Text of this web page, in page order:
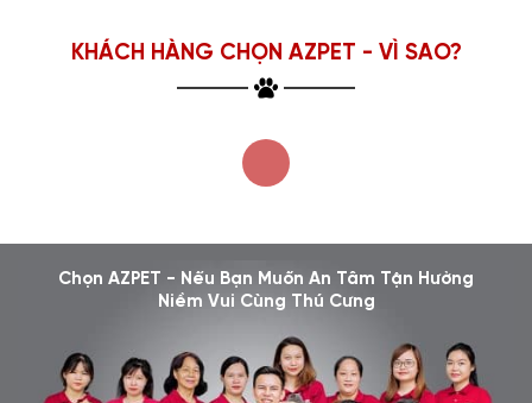
KHÁCH HÀNG CHỌN AZPET - VÌ SAO?
Chọn AZPET - Nếu Bạn Muốn An Tâm Tận Hưởng
Niềm Vui Cùng Thú Cưng